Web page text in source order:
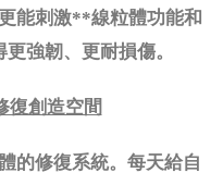
能刺激**線粒體功能和
強韌、更耐損傷。
復創造空間
的修復系統。每天給自